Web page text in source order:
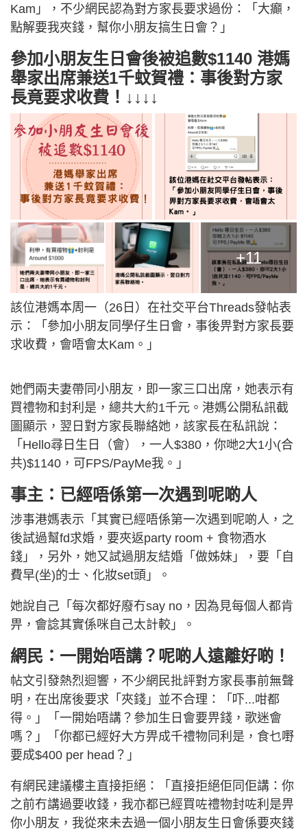
Kam」，不少網民認為對方家長要求過份：「大癲，
點解要我夾錢，幫你小朋友搞生日會？」
參加小朋友生日會後被追數$1140 港媽
舉家出席兼送1千蚊賀禮：事後對方家
長竟要求收費！↓↓↓↓
+11
該位港媽本周一（26日）在社交平台Threads發帖表
示：「參加小朋友同學仔生日會，事後畀對方家長要
求收費，會唔會太Kam。」
她們兩夫妻帶同小朋友，即一家三口出席，她表示有
買禮物和封利是，總共大約1千元。港媽公開私訊截
圖顯示，翌日對方家長聯絡她，該家長在私訊說：
「Hello尋日生日（會），一人$380，你哋2大1小(合
共)$1140，可FPS/PayMe我。」
事主：已經唔係第一次遇到呢啲人
涉事港媽表示「其實已經唔係第一次遇到呢啲人，之
後試過幫fd求婚，要夾返party room + 食物酒水
錢」，另外，她又試過朋友結婚「做姊妹」，要「自
費早(坐)的士、化妝set頭」。
她說自己「每次都好廢冇say no，因為見每個人都肯
畀，會諗其實係咪自己太計較」。
網民：一開始唔講？呢啲人遠離好啲！
帖文引發熱烈迴響，不少網民批評對方家長事前無聲
明，在出席後要求「夾錢」並不合理：「吓...咁都
得。」「一開始唔講？參加生日會要畀錢，歌迷會
嗎？」「你都已經好大方畀成千禮物同利是，食乜嘢
要成$400 per head？」
有網民建議樓主直接拒絕：「直接拒絕佢同佢講：你
之前冇講過要收錢，我亦都已經買咗禮物封咗利是畀
你小朋友，我從來未去過一個小朋友生日會係要夾錢